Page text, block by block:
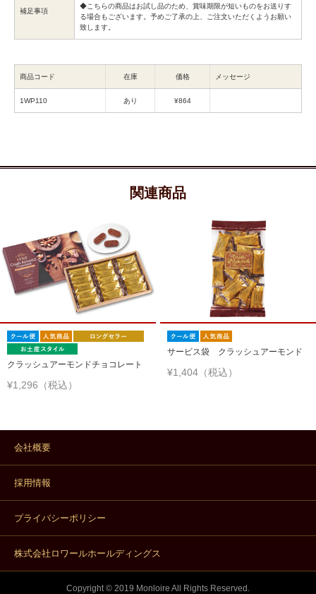
補足事項
◆こちらの商品はお試し品のため、賞味期限が短いものをお送りす
る場合もございます。予めご了承の上、ご注文いただくようお願い
致します。
商品コード 在庫 価格 メッセージ
1WP110 あり ¥864
関連商品
クラッシュアーモンドチョコレート
¥1,296（税込）
サービス袋 クラッシュアーモンド
¥1,404（税込）
会社概要
採用情報
プライバシーポリシー
株式会社ロワールホールディングス
Copyright © 2019 Monloire All Rights Reserved.